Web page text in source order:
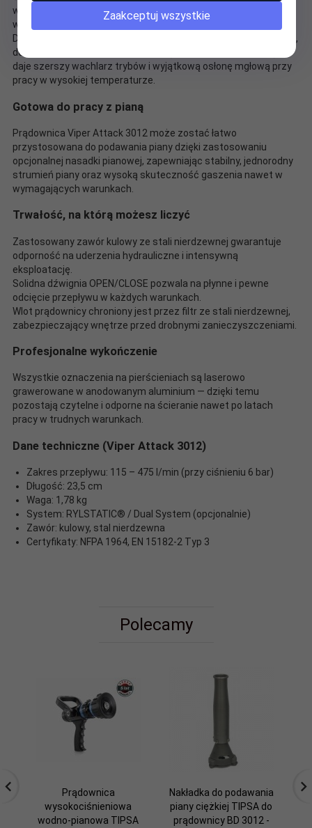
wzór mgły wodnej, drobne krople i mniejsze straty ciśnienia niż
w klasycznych rozwiązaniach.
Dla jednostek, które potrzebują jeszcze większej elastyczności,
dostępna jest wersja Dual System (RYLSTATIC® + turbina) —
daje szerszy wachlarz trybów i wyjątkową osłonę mgłową przy
pracy w wysokiej temperaturze.
Gotowa do pracy z pianą
Prądownica Viper Attack 3012 może zostać łatwo
przystosowana do podawania piany dzięki zastosowaniu
opcjonalnej nasadki pianowej, zapewniając stabilny, jednorodny
strumień piany oraz wysoką skuteczność gaszenia nawet w
wymagających warunkach.
Trwałość, na którą możesz liczyć
Zastosowany zawór kulowy ze stali nierdzewnej gwarantuje
odporność na uderzenia hydrauliczne i intensywną
eksploatację.
Solidna dźwignia OPEN/CLOSE pozwala na płynne i pewne
odcięcie przepływu w każdych warunkach.
Wlot prądownicy chroniony jest przez filtr ze stali nierdzewnej,
zabezpieczający wnętrze przed drobnymi zanieczyszczeniami.
Profesjonalne wykończenie
Wszystkie oznaczenia na pierścieniach są laserowo
grawerowane w anodowanym aluminium — dzięki temu
pozostają czytelne i odporne na ścieranie nawet po latach
pracy w trudnych warunkach.
Dane techniczne (Viper Attack 3012)
Zakres przepływu: 115 – 475 l/min (przy ciśnieniu 6 bar)
Długość: 23,5 cm
Waga: 1,78 kg
System: RYLSTATIC® / Dual System (opcjonalnie)
Zawór: kulowy, stal nierdzewna
Certyfikaty: NFPA 1964, EN 15182-2 Typ 3
Polecamy
Prądownica
wysokociśnieniowa
wodno-pianowa TIPSA
Nakładka do podawania
piany ciężkiej TIPSA do
prądownicy BD 3012 -
Zaakceptuj wszystkie